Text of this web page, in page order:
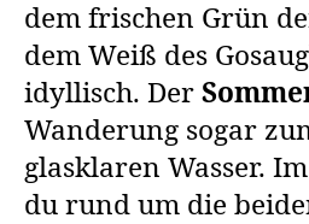
dem frischen Grün
dem Weiß des
idyllisch. Der
Wanderung sogar
glasklaren Wasser. Im
du rund um die